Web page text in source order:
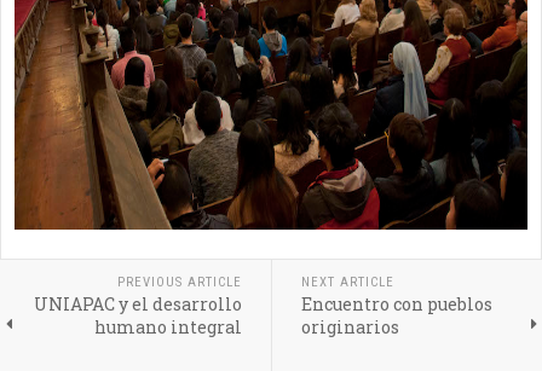
PREVIOUS ARTICLE
UNIAPAC y el desarrollo
humano integral
NEXT ARTICLE
Encuentro con pueblos
originarios